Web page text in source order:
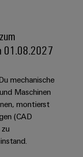
01.08.2027
mechanische
Maschinen
montierst
(CAD